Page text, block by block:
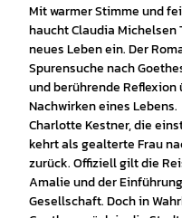
Mit warmer Stimme und
haucht Claudia Michelsen
neues Leben ein. Der
Spurensuche nach
und berührende Reflexion
Nachwirken eines Lebens.
Charlotte Kestner, die
kehrt als gealterte Frau
zurück. Offiziell gilt die
Amalie und der
Gesellschaft. Doch in